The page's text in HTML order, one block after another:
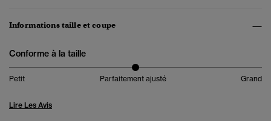
Informations taille et coupe
Conforme à la taille
Petit Parfaitement ajusté Grand
Lire Les Avis